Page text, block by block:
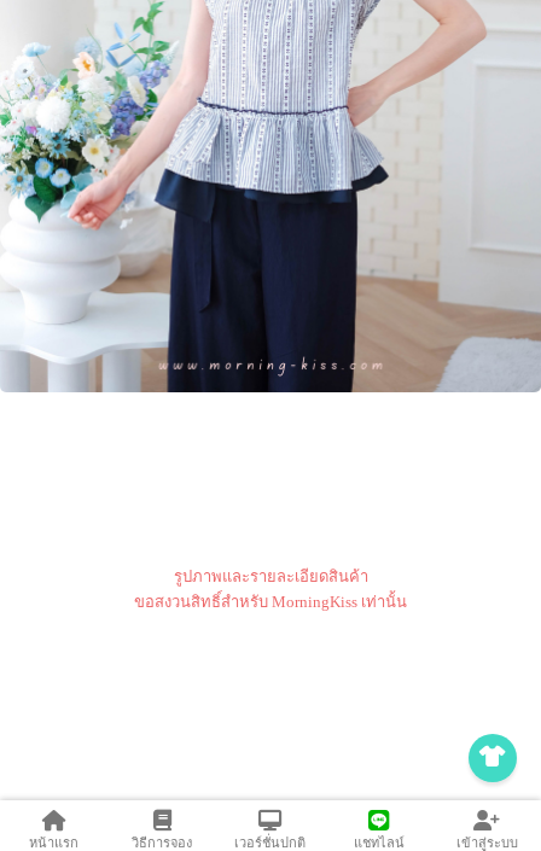
รูปภาพและรายละเอียดสินค้า
ขอสงวนสิทธิ์สำหรับ MorningKiss เท่านั้น
หน้าแรก วิธีการจอง เวอร์ชั่นปกติ แชทไลน์ เข้าสู่ระบบ